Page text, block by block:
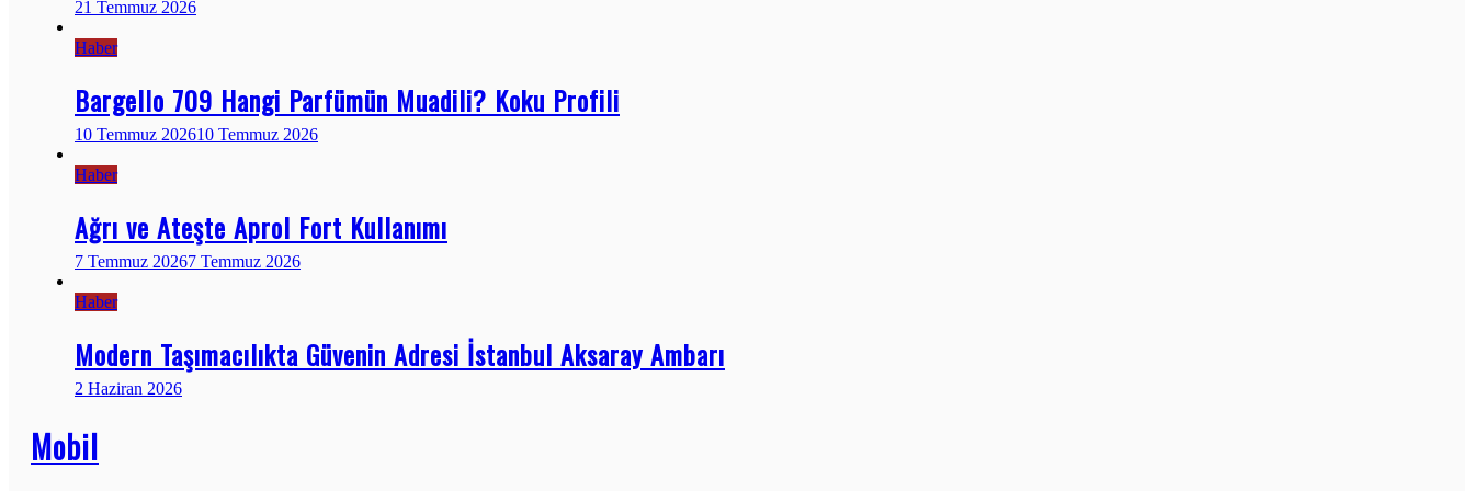
21 Temmuz 2026
Haber
Bargello 709 Hangi Parfümün Muadili? Koku Profili
10 Temmuz 202610 Temmuz 2026
Haber
Ağrı ve Ateşte Aprol Fort Kullanımı
7 Temmuz 20267 Temmuz 2026
Haber
Modern Taşımacılıkta Güvenin Adresi İstanbul Aksaray Ambarı
2 Haziran 2026
Mobil